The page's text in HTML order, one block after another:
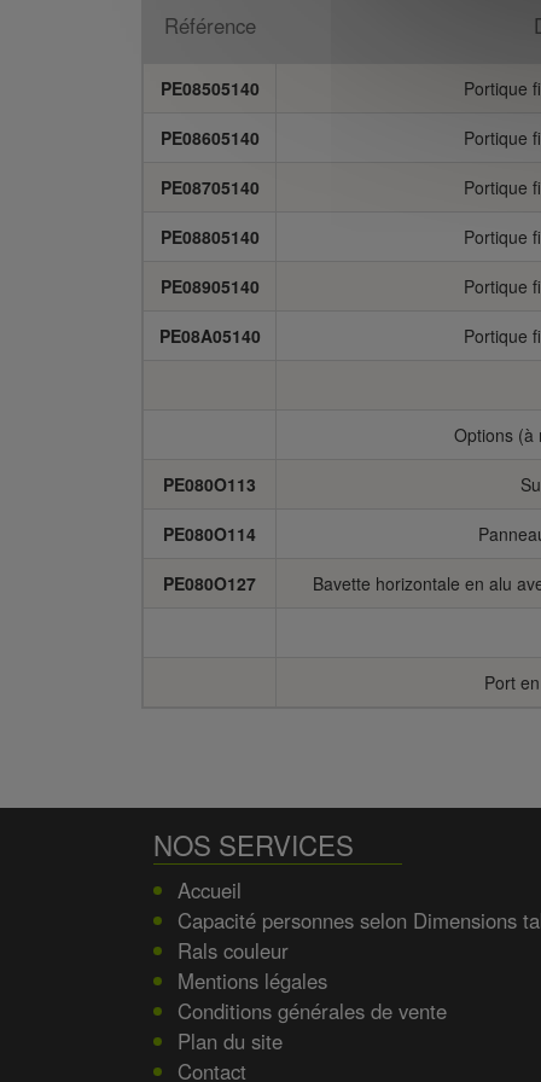
Référence
PE08505140 Portique
PE08605140 Portique
PE08705140 Portique
PE08805140 Portique
PE08905140 Portique
PE08A05140 Portique
Options (à
PE080O113
PE080O114
PE080O127 Bavette horizontale en alu
Port
NOS SERVICES
Accueil
Capacité personnes selon Dimensions
Rals couleur
Mentions légales
Conditions générales de vente
Plan du site
Contact